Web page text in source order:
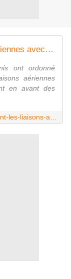
Les USA suspendent les liaisons aériennes avec le Venezuela
ont ordonné
aériennes
en avant des